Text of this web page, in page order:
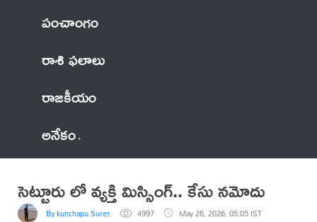
పంచాంగం
రాశి ఫలాలు
రాజకీయం
అనేకం
సెట్టూరు లో వ్యక్తి మిస్సింగ్.. కేసు నమోదు
By kunchapu Suresh 4997 May 26, 2026, 05:05 IST